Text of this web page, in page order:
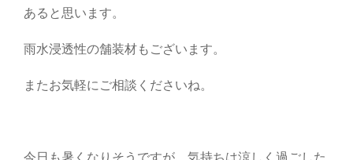
あると思います。
雨水浸透性の舗装材もございます。
またお気軽にご相談くださいね。
今日も暑くなりそうですが、気持ちは涼しく過ごした